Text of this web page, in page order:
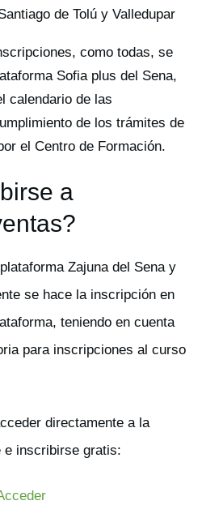
de Tolú y Valledupar
como todas, se
Sofia plus del Sena,
calendario de las
de los trámites de
el Centro de Formación.
a
Zajuna del Sena y
se hace la inscripción en
teniendo en cuenta
para inscripciones al curso
directamente a la
e inscribirse gratis: